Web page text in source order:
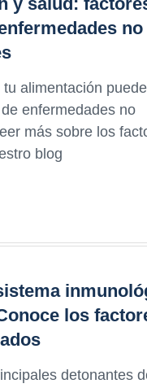
no
alimentación
enfermedades no
más sobre los
blog
los
detonantes